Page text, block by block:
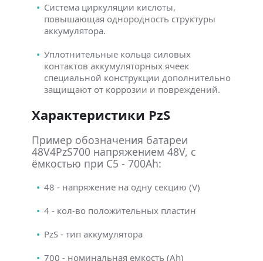
Система циркуляции кислоты,
повышающая однородность структуры
аккумулятора.
Уплотнительные кольца силовых
контактов аккумуляторных ячеек
специальной конструкции дополнительно
защищают от коррозии и повреждений.
Характеристики PzS
Пример обозначения батареи
48V4PzS700 напряжением 48V, с
ёмкостью при C5 - 700Ah:
48 - напряжение на одну секцию (V)
4 - кол-во положительных пластин
PzS - тип аккумулятора
700 - номинальная емкость (Ah)